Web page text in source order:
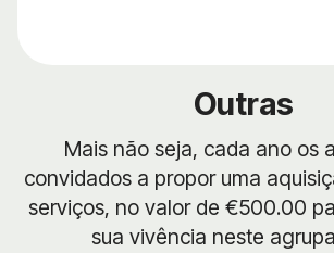
Outras
Mais não seja, cada ano os
convidados a propor uma
serviços, no valor de €500.00
sua vivência neste